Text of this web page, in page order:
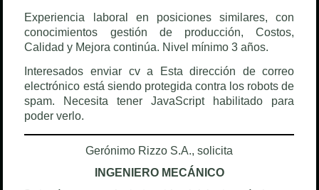
Experiencia laboral en posiciones similares, con
conocimientos gestión de producción, Costos,
Calidad y Mejora continúa. Nivel mínimo 3 años.
Interesados enviar cv a
Esta dirección de correo
electrónico está siendo protegida contra los robots de
spam. Necesita tener JavaScript habilitado para
poder verlo.
Gerónimo Rizzo S.A., solicita
INGENIERO MECÁNICO